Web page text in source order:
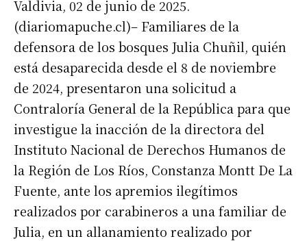
Valdivia, 02 de junio de 2025.
(diariomapuche.cl)– Familiares de la
defensora de los bosques Julia Chuñil, quién
está desaparecida desde el 8 de noviembre
de 2024, presentaron una solicitud a
Contraloría General de la República para que
investigue la inacción de la directora del
Instituto Nacional de Derechos Humanos de
la Región de Los Ríos, Constanza Montt De La
Fuente, ante los apremios ilegítimos
realizados por carabineros a una familiar de
Julia, en un allanamiento realizado por